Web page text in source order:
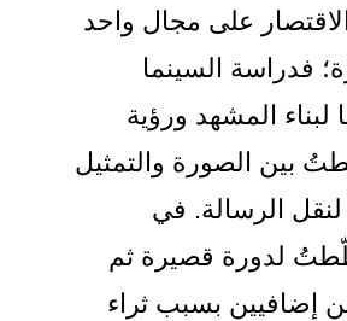
على مجال واحد
فدراسة السينما
لبناء المشهد ورؤية
بين الصورة والتمثيل
الرسالة. في
لدورة قصيرة ثم
إضافيين بسبب ثراء